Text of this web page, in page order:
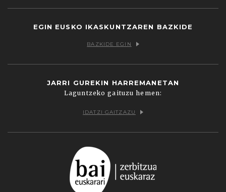
EGIN EUSKO IKASKUNTZAREN BAZKIDE
BAZKIDE EGIN
JARRI GUREKIN HARREMANETAN
Laguntzeko gaituzu hemen:
IDATZI GAITZAZU